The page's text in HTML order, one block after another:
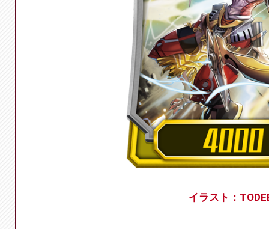
イラスト：